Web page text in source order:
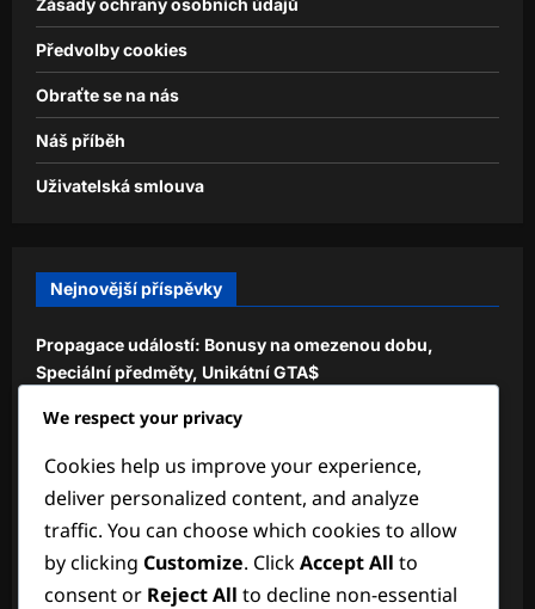
Zásady ochrany osobních údajů
Předvolby cookies
Obraťte se na nás
Náš příběh
Uživatelská smlouva
Nejnovější příspěvky
Propagace událostí: Bonusy na omezenou dobu,
Speciální předměty, Unikátní GTA$
Týdenní výzvy: Unikátní mise, Bonusové GTA$,
Shark Card sezónní akce: Vánoční bonusy, Speciální
předměty, Unikátní odměny
Týdenní časově omezené akce: Speciální bonusy,
Unikátní předměty, Zvýšené GTA$
We respect your privacy
Cookies help us improve your experience,
deliver personalized content, and analyze
traffic. You can choose which cookies to allow
by clicking Customize. ClickAccept All to
consent or Reject All to decline non-essential